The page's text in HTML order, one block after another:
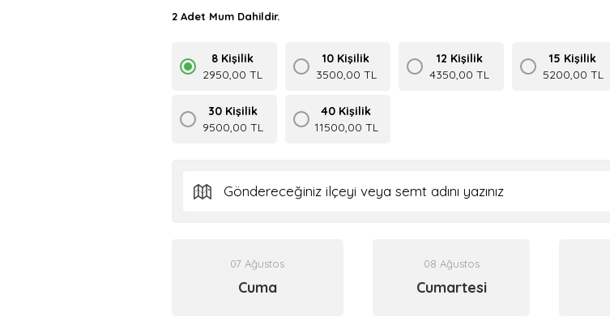
2 Adet Mum Dahildir.
8 Kişilik
2950,00 TL
10 Kişilik
3500,00 TL
12 Kişilik
4350,00 TL
15 Kişilik
5200,00 TL
30 Kişilik
9500,00 TL
40 Kişilik
11500,00 TL
07 Ağustos
Cuma
08 Ağustos
Cumartesi